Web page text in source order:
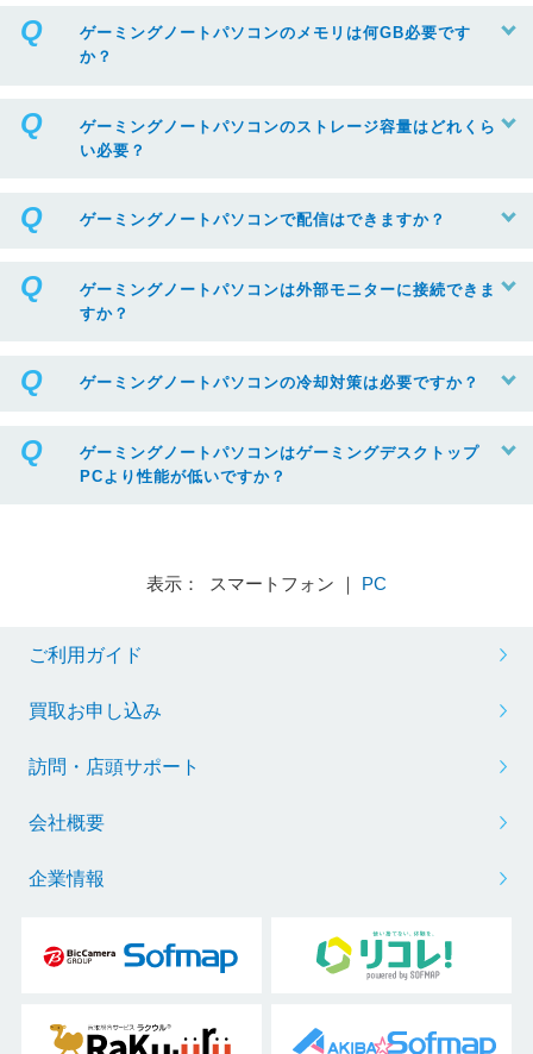
ゲーミングノートパソコンのメモリは何GB必要です
か？
ゲーミングノートパソコンのストレージ容量はどれくら
い必要？
ゲーミングノートパソコンで配信はできますか？
ゲーミングノートパソコンは外部モニターに接続できま
すか？
ゲーミングノートパソコンの冷却対策は必要ですか？
ゲーミングノートパソコンはゲーミングデスクトップ
PCより性能が低いですか？
表示： スマートフォン ｜ PC
ご利用ガイド
買取お申し込み
訪問・店頭サポート
会社概要
企業情報